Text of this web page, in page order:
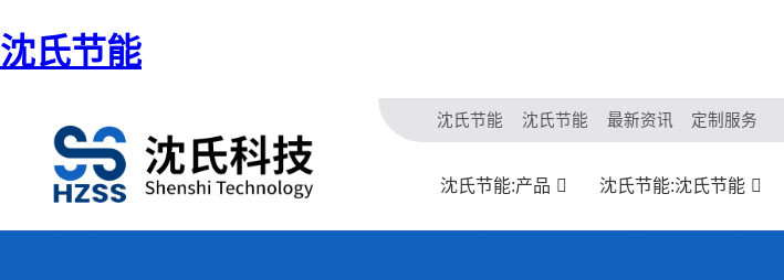
沈氏节能
沈氏节能 沈氏节能 最新资讯 定制服务
沈氏节能:产品 沈氏节能:沈氏节能